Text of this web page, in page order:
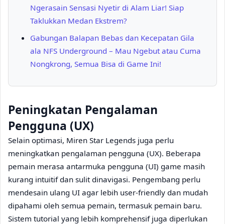
Ngerasain Sensasi Nyetir di Alam Liar! Siap
Taklukkan Medan Ekstrem?
Gabungan Balapan Bebas dan Kecepatan Gila
ala NFS Underground – Mau Ngebut atau Cuma
Nongkrong, Semua Bisa di Game Ini!
Peningkatan Pengalaman
Pengguna (UX)
Selain optimasi, Miren Star Legends juga perlu
meningkatkan pengalaman pengguna (UX). Beberapa
pemain merasa antarmuka pengguna (UI) game masih
kurang intuitif dan sulit dinavigasi. Pengembang perlu
mendesain ulang UI agar lebih user-friendly dan mudah
dipahami oleh semua pemain, termasuk pemain baru.
Sistem tutorial yang lebih komprehensif juga diperlukan